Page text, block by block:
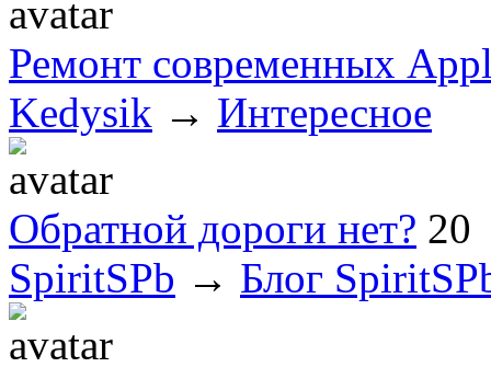
Ремонт современных
Kedysik → Интересное
Обратной дороги нет? 20
SpiritSPb → Блог